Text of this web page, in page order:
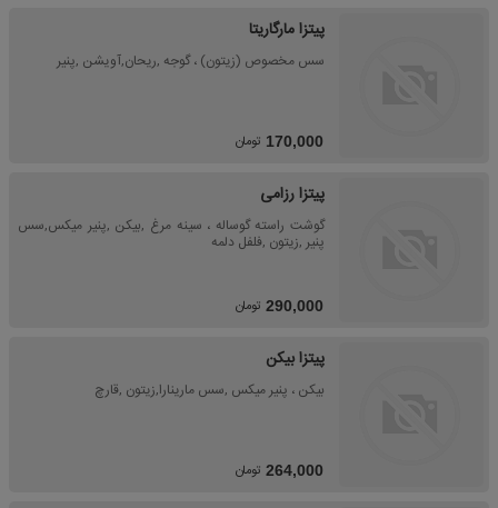
پیتزا مارگاریتا
سس مخصوص (زیتون) ، گوجه ,ریحان,آویشن ,پنیر
170,000 تومان
پیتزا رزامی
گوشت راسته گوساله ، سینه مرغ ,بیکن ,پنیر میکس,سس
پنیر ,زیتون ,فلفل دلمه
290,000 تومان
پیتزا بیکن
بیکن ، پنیر میکس ,سس مارینارا,زیتون ,قارچ
264,000 تومان